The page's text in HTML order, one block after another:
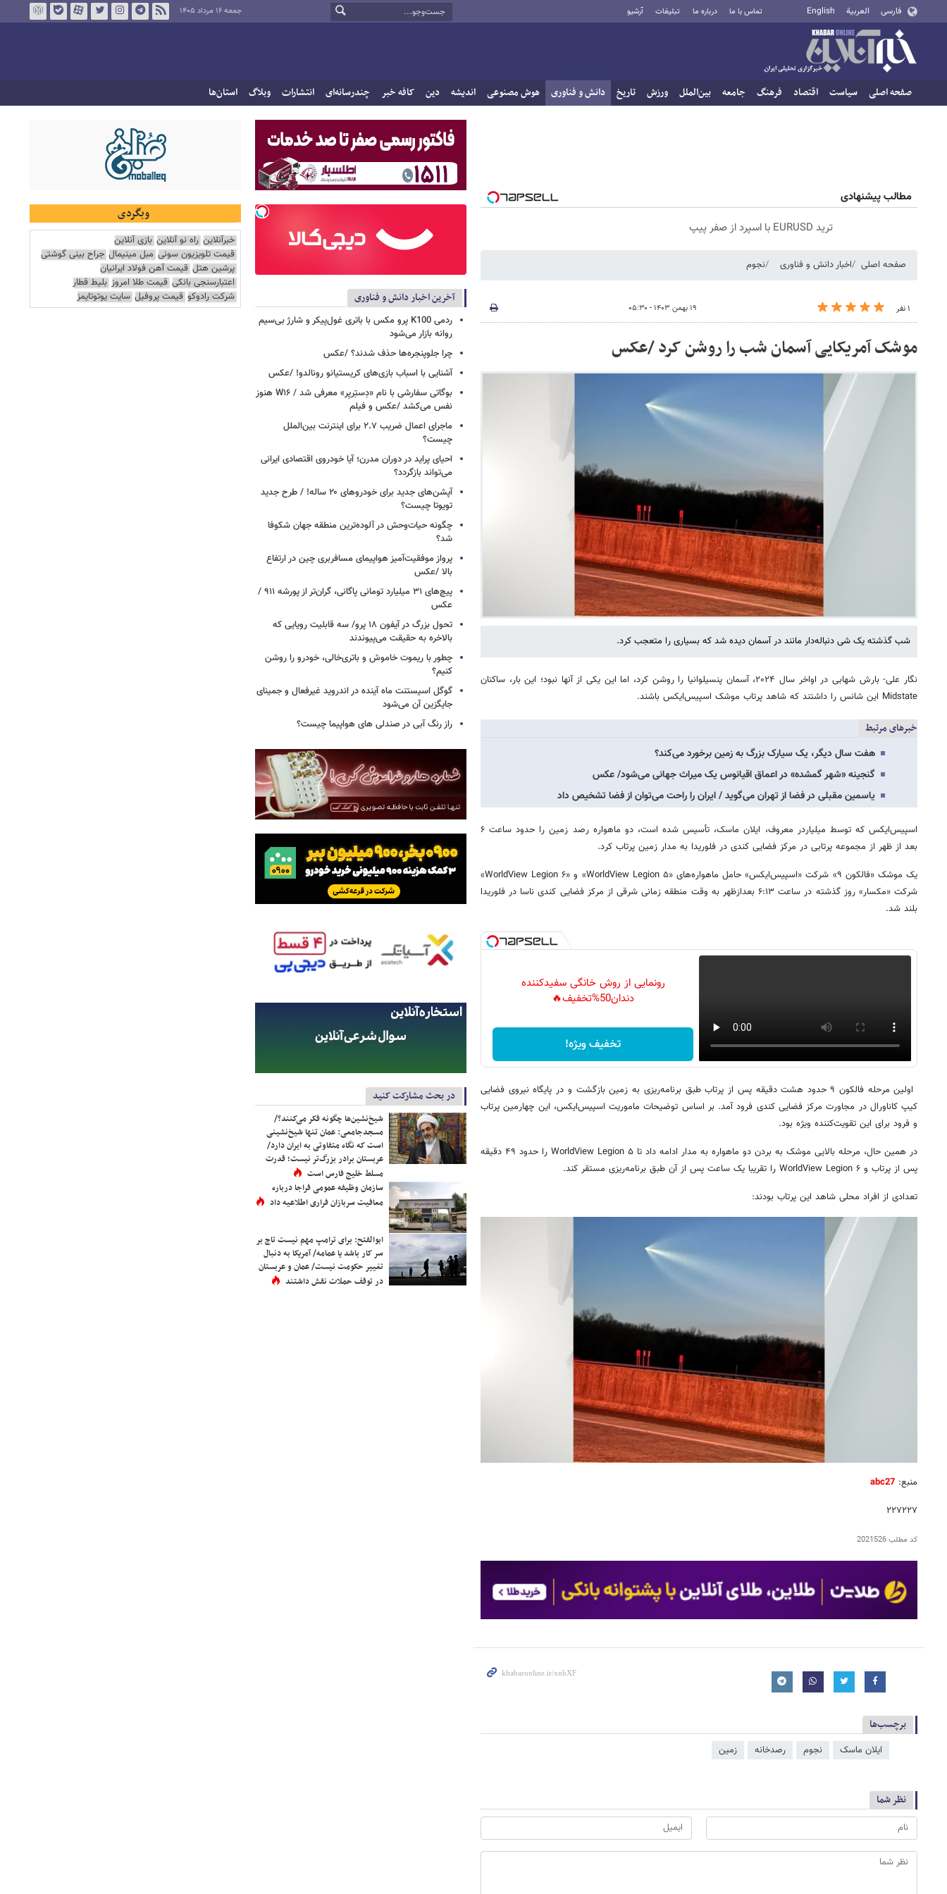
فارسی العربية English تماس با ما درباره ما تبلیغات آرشیو جمعه ۱۶ مرداد ۱۴۰۵
صفحه اصلی سیاست اقتصاد فرهنگ جامعه بین‌الملل ورزش تاریخ دانش و فناوری هوش مصنوعی اندیشه دین کافه خبر چندرسانه‌ای انتشارات وبلاگ استان‌ها
مطالب پیشنهادی
ترید EURUSD با اسپرد از صفر پیپ
صفحه اصلی اخبار دانش و فناوری نجوم
۱ نفر ۱۹ بهمن ۱۴۰۳ - ۰۵:۳۰
موشک آمریکایی آسمان شب را روشن کرد /عکس
شب گذشته یک شی دنباله‌دار مانند در آسمان دیده شد که بسیاری را متعجب کرد.
نگار علی- بارش شهابی در اواخر سال ۲۰۲۴، آسمان پنسیلوانیا را روشن کرد، اما این یکی از آنها نبود؛ این بار، ساکنان
Midstate این شانس را داشتند که شاهد پرتاب موشک اسپیس‌ایکس باشند.
خبرهای مرتبط
هفت سال دیگر، یک سیارک بزرگ به زمین برخورد می‌کند؟
گنجینه «شهر گمشده» در اعماق اقیانوس یک میراث جهانی می‌شود/ عکس
یاسمین مقبلی در فضا از تهران می‌گوید / ایران را راحت می‌توان از فضا تشخیص داد
اسپیس‌ایکس که توسط میلیاردر معروف، ایلان ماسک، تأسیس شده است، دو ماهواره رصد زمین را حدود ساعت ۶
بعد از ظهر از مجموعه پرتابی در مرکز فضایی کندی در فلوریدا به مدار زمین پرتاب کرد.
یک موشک «فالکون ۹» شرکت «اسپیس‌ایکس» حامل ماهواره‌های «WorldView Legion ۵» و «۶ WorldView Legion»
شرکت «مکسار» روز گذشته در ساعت ۶:۱۳ بعدازظهر به وقت منطقه زمانی شرقی از مرکز فضایی کندی ناسا در فلوریدا
بلند شد.
رونمایی از روش خانگی سفیدکننده
دندان50%تخفیف🔥
تخفیف ویژه!
اولین مرحله فالکون ۹ حدود هشت دقیقه پس از پرتاب طبق برنامه‌ریزی به زمین بازگشت و در پایگاه نیروی فضایی
کیپ کاناورال در مجاورت مرکز فضایی کندی فرود آمد. بر اساس توضیحات ماموریت اسپیس‌ایکس، این چهارمین پرتاب
و فرود برای این تقویت‌کننده ویژه بود.
در همین حال، مرحله بالایی موشک به بردن دو ماهواره به مدار ادامه داد تا WorldView Legion ۵ را حدود ۴۹ دقیقه
پس از پرتاب و WorldView Legion ۶ را تقریبا یک ساعت پس از آن طبق برنامه‌ریزی مستقر کند.
تعدادی از افراد محلی شاهد این پرتاب بودند:
منبع: abc27
۲۲۷۲۲۷
کد مطلب2021526
برچسب‌ها
ایلان ماسک نجوم رصدخانه زمین
نظر شما
آخرین اخبار دانش و فناوری
ردمی K100 پرو مکس با باتری غول‌پیکر و شارژ بی‌سیم
روانه بازار می‌شود
چرا جلوپنجره‌ها حذف شدند؟ /عکس
آشنایی با اسباب‌ بازی‌های کریستیانو رونالدو! /عکس
بوگاتی سفارشی با نام «دِستِریِر» معرفی شد / W۱۶ هنوز
نفس می‌کشد /عکس و فیلم
ماجرای اعمال ضریب ۲.۷ برای اینترنت بین‌الملل
چیست؟
احیای پراید در دوران مدرن؛ آیا خودروی اقتصادی ایرانی
می‌تواند بازگردد؟
آپشن‌های جدید برای خودروهای ۲۰ ساله! / طرح جدید
تویوتا چیست؟
چگونه حیات‌وحش در آلوده‌ترین منطقه جهان شکوفا
شد؟
پرواز موفقیت‌آمیز هواپیمای مسافربری چین در ارتفاع
بالا /عکس
پیچ‌های ۳۱ میلیارد تومانی پاگانی، گران‌تر از پورشه ۹۱۱ /
عکس
تحول بزرگ در آیفون ۱۸ پرو/ سه قابلیت رویایی که
بالاخره به حقیقت می‌پیوندند
چطور با ریموت خاموش و باتری‌خالی، خودرو را روشن
کنیم؟
گوگل اسیستنت ماه آینده در اندروید غیرفعال و جمینای
جایگزین آن می‌شود
راز رنگ آبی در صندلی های هواپیما چیست؟
در بحث مشارکت کنید
شیخ‌نشین‌ها چگونه فکر می‌کنند؟/
مسجدجامعی: عمان تنها شیخ‌نشینی
است که نگاه متفاوتی به ایران دارد/
عربستان برادر بزرگ‌تر نیست؛ قدرت
مسلط خلیج فارس است
سازمان وظیفه عمومی فراجا درباره
معافیت سربازان فراری اطلاعیه داد
ابوالفتح: برای ترامپ مهم نیست تاج بر
سر کار باشد یا عمامه/ آمریکا به دنبال
تغییر حکومت نیست/ عمان و عربستان
در توقف حملات نقش داشتند
وبگردی
خبرآنلاین راه نو آنلاین بازی آنلاین
قیمت تلویزیون سونی مبل مینیمال جراح بینی گوشتی
پرشین هتل قیمت آهن فولاد ایرانیان
اعتبارسنجی بانکی قیمت طلا امروز بلیط قطار
شرکت رادوکو قیمت پروفیل سایت یوتوتایمز